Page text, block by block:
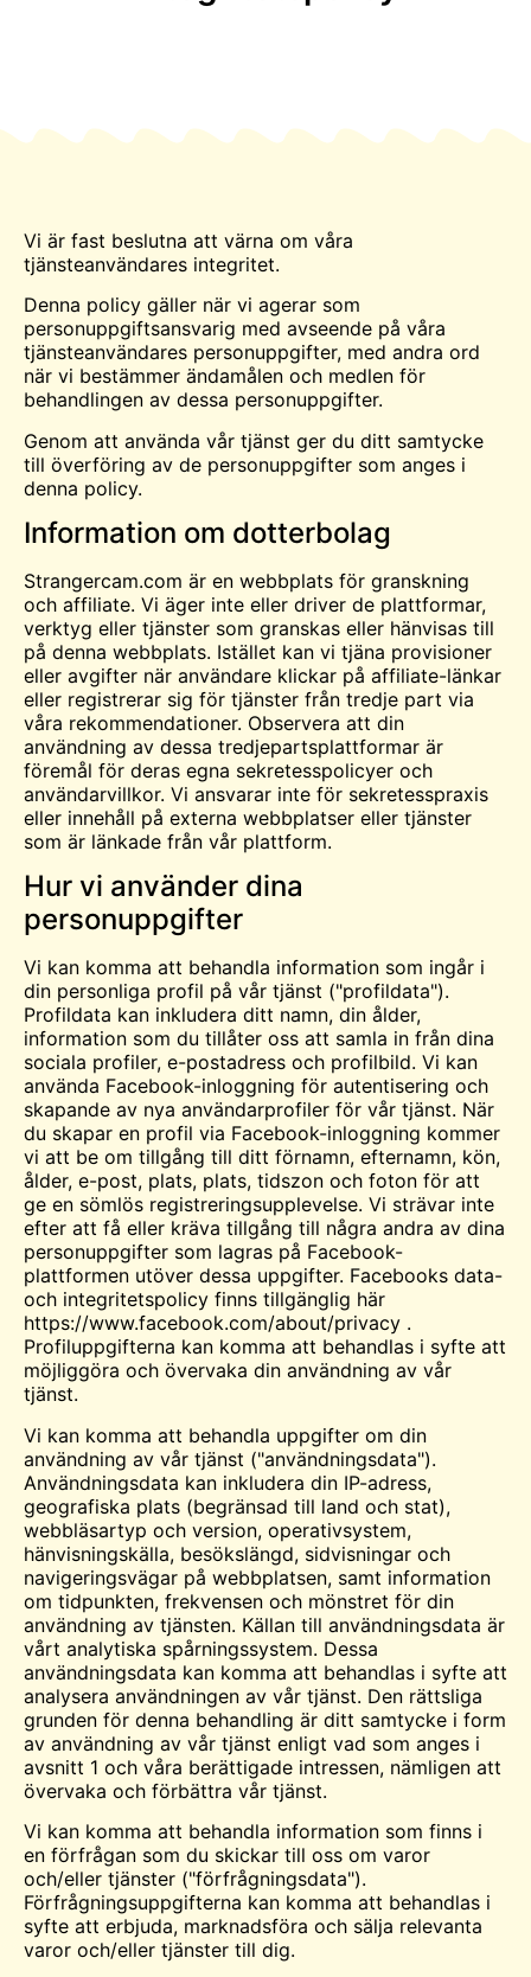
Vi är fast beslutna att värna om våra
tjänsteanvändares integritet.
Denna policy gäller när vi agerar som
personuppgiftsansvarig med avseende på våra
tjänsteanvändares personuppgifter, med andra ord
när vi bestämmer ändamålen och medlen för
behandlingen av dessa personuppgifter.
Genom att använda vår tjänst ger du ditt samtycke
till överföring av de personuppgifter som anges i
denna policy.
Information om dotterbolag
Strangercam.com är en webbplats för granskning
och affiliate. Vi äger inte eller driver de plattformar,
verktyg eller tjänster som granskas eller hänvisas till
på denna webbplats. Istället kan vi tjäna provisioner
eller avgifter när användare klickar på affiliate-länkar
eller registrerar sig för tjänster från tredje part via
våra rekommendationer. Observera att din
användning av dessa tredjepartsplattformar är
föremål för deras egna sekretesspolicyer och
användarvillkor. Vi ansvarar inte för sekretesspraxis
eller innehåll på externa webbplatser eller tjänster
som är länkade från vår plattform.
Hur vi använder dina
personuppgifter
Vi kan komma att behandla information som ingår i
din personliga profil på vår tjänst ("profildata").
Profildata kan inkludera ditt namn, din ålder,
information som du tillåter oss att samla in från dina
sociala profiler, e-postadress och profilbild. Vi kan
använda Facebook-inloggning för autentisering och
skapande av nya användarprofiler för vår tjänst. När
du skapar en profil via Facebook-inloggning kommer
vi att be om tillgång till ditt förnamn, efternamn, kön,
ålder, e-post, plats, plats, tidszon och foton för att
ge en sömlös registreringsupplevelse. Vi strävar inte
efter att få eller kräva tillgång till några andra av dina
personuppgifter som lagras på Facebook-
plattformen utöver dessa uppgifter. Facebooks data-
och integritetspolicy finns tillgänglig här
https://www.facebook.com/about/privacy .
Profiluppgifterna kan komma att behandlas i syfte att
möjliggöra och övervaka din användning av vår
tjänst.
Vi kan komma att behandla uppgifter om din
användning av vår tjänst ("användningsdata").
Användningsdata kan inkludera din IP-adress,
geografiska plats (begränsad till land och stat),
webbläsartyp och version, operativsystem,
hänvisningskälla, besökslängd, sidvisningar och
navigeringsvägar på webbplatsen, samt information
om tidpunkten, frekvensen och mönstret för din
användning av tjänsten. Källan till användningsdata är
vårt analytiska spårningssystem. Dessa
användningsdata kan komma att behandlas i syfte att
analysera användningen av vår tjänst. Den rättsliga
grunden för denna behandling är ditt samtycke i form
av användning av vår tjänst enligt vad som anges i
avsnitt 1 och våra berättigade intressen, nämligen att
övervaka och förbättra vår tjänst.
Vi kan komma att behandla information som finns i
en förfrågan som du skickar till oss om varor
och/eller tjänster ("förfrågningsdata").
Förfrågningsuppgifterna kan komma att behandlas i
syfte att erbjuda, marknadsföra och sälja relevanta
varor och/eller tjänster till dig.